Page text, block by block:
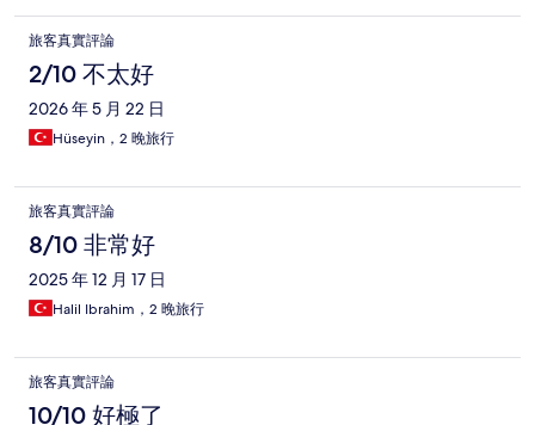
bekledik. Yemekler orta güzellikte çok güzel bayıldım değil ama
kötü de değil.yataklarda koku vardı,hijyenik değil duş alırken bile
terliğimizi çıkarmadık. Bir daha gitmem,tavsiye etmem.
Beklentinin çok altında. Otel büyük çoğu alan kullanılmıyor
bakımsız. Zaman çok değerli boşuna harcamayın diye uzun uzun
yazdım.
旅客真實評論
2/10 不太好
2026 年 5 月 22 日
Hüseyin，2 晚旅行
旅客真實評論
8/10 非常好
2025 年 12 月 17 日
Halil Ibrahim，2 晚旅行
旅客真實評論
10/10 好極了